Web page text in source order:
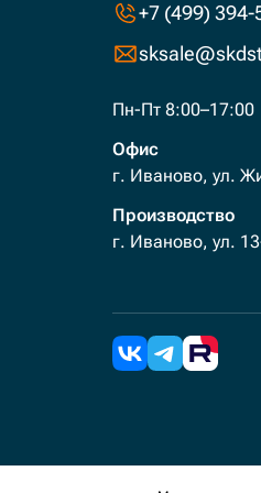
+7 (499) 394-
Пн-Пт 8:00–17:00
Офис
г. Иваново, ул.
Производство
г. Иваново, ул.